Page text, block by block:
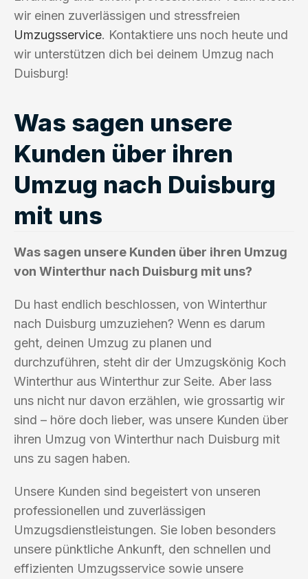
wir einen zuverlässigen und stressfreien
Umzugsservice. Kontaktiere uns noch heute und
wir unterstützen dich bei deinem Umzug nach
Duisburg!
Was sagen unsere
Kunden über ihren
Umzug nach Duisburg
mit uns
Was sagen unsere Kunden über ihren Umzug
von Winterthur nach Duisburg mit uns?
Du hast endlich beschlossen, von Winterthur
nach Duisburg umzuziehen? Wenn es darum
geht, deinen Umzug zu planen und
durchzuführen, steht dir der Umzugskönig Koch
Winterthur aus Winterthur zur Seite. Aber lass
uns nicht nur davon erzählen, wie grossartig wir
sind – höre doch lieber, was unsere Kunden über
ihren Umzug von Winterthur nach Duisburg mit
uns zu sagen haben.
Unsere Kunden sind begeistert von unseren
professionellen und zuverlässigen
Umzugsdienstleistungen. Sie loben besonders
unsere pünktliche Ankunft, den schnellen und
effizienten Umzugsservice sowie unsere